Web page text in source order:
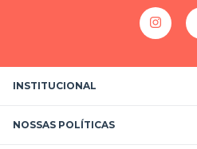
INSTITUCIONAL
NOSSAS POLÍTICAS